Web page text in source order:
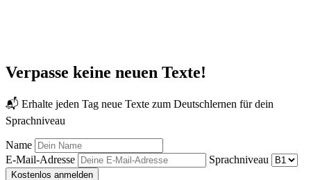
Verpasse keine neuen Texte!
📬 Erhalte jeden Tag neue Texte zum Deutschlernen für dein
Sprachniveau
Name
E-Mail-Adresse
Sprachniveau
Kostenlos anmelden